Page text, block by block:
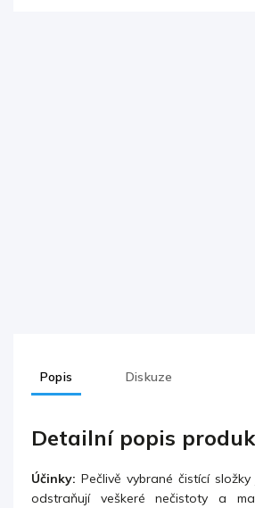
Popis Diskuze
Detailní popis
Účinky: Pečlivě vybrané čistící
odstraňují veškeré nečistoty a